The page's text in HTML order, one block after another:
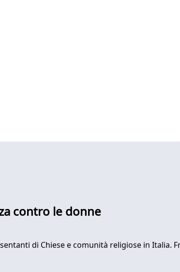
contro le donne
di Chiese e comunità religiose in